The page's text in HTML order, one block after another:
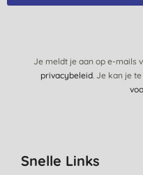
Je meldt je aan op e-mails
privacybeleid. Je kan je
Snelle Links